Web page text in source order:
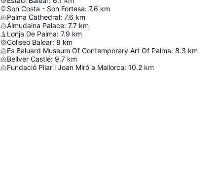
Son Costa - Son Fortesa: 7.6 km
Palma Cathedral: 7.6 km
Almudaina Palace: 7.7 km
Lonja De Palma: 7.9 km
Coliseo Balear: 8 km
Es Baluard Museum Of Contemporary Art Of Palma: 8.3 km
Bellver Castle: 9.7 km
Fundació Pilar i Joan Miró a Mallorca: 10.2 km